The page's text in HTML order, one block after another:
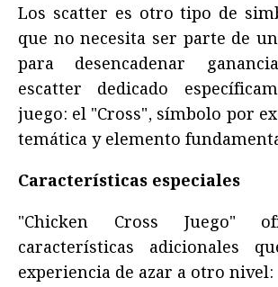
Los scatter es otro tipo de
que no necesita ser parte de
para desencadenar
escatter dedicado
juego: el "Cross", símbolo por
temática y elemento
Características especiales
"Chicken Cross Juego"
características adicionales
experiencia de azar a otro nivel: